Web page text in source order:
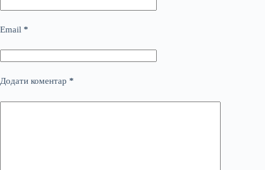
Email *
Додати коментар *